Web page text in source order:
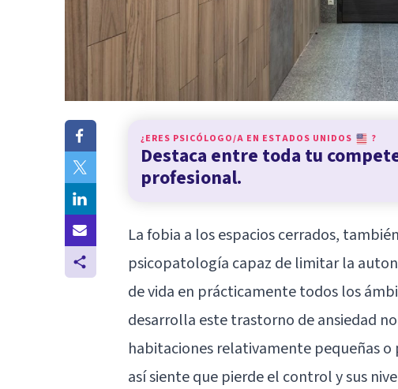
¿ERES PSICÓLOGO/A EN ESTADOS UNIDOS ?
Destaca entre toda tu
profesional.
La fobia a los espacios cerrados,
psicopatología capaz de limitar la
de vida en prácticamente todos los
desarrolla este trastorno de ansiedad
habitaciones relativamente pequeñas
así siente que pierde el control y sus